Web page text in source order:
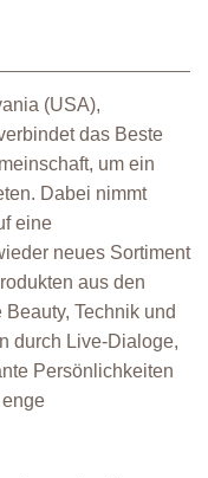
(USA),
das Beste
um ein
Dabei nimmt
eine
neues Sortiment
aus den
Technik und
durch Live-Dialoge,
Persönlichkeiten